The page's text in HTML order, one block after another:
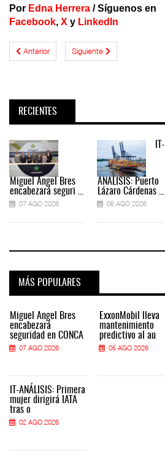
Por Edna Herrera /Síguenos en
Facebook, X y LinkedIn
Anterior Siguiente
RECIENTES
Miguel Ángel Bres
encabezará seguri ...
07 AGO 2026
IT-
ANÁLISIS: Puerto
Lázaro Cárdenas ...
06 AGO 2026
MÁS POPULARES
Miguel Ángel Bres
encabezará
seguridad en CONCA
07 AGO 2026
IT-ANÁLISIS: Primera
mujer dirigirá IATA
tras o
02 AGO 2026
ExxonMobil lleva
mantenimiento
predictivo al au
05 AGO 2026